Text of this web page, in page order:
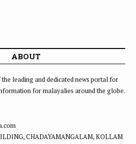
ABOUT
leading and dedicated news portal for
for malayalies around the globe.
CHADAYAMANGALAM, KOLLAM